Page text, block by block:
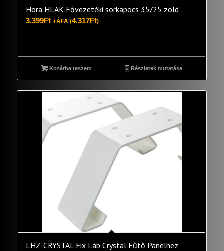
Hora HLAK Fővezetéki sorkapocs 35/25 zöld
3.399Ft +ÁFA (4.317Ft)
Kosárba teszem Részletek mutatása
LHZ-CRYSTAL Fix Láb Crystal Fűtő Panelhez